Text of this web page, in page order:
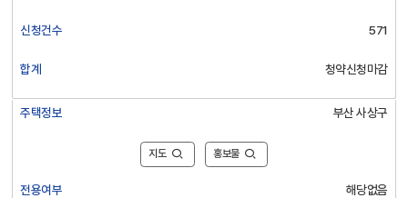
신청건수 571
합계 청약신청마감
주택정보 부산 사상구
지도 홍보물
전용여부 해당없음